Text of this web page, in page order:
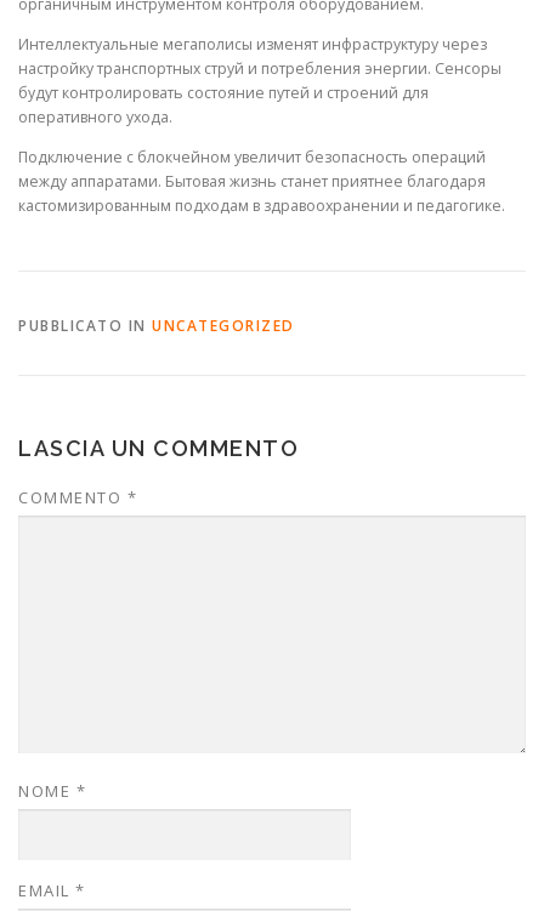
Интеллектуальные мегаполисы изменят инфраструктуру через
настройку транспортных струй и потребления энергии. Сенсоры
будут контролировать состояние путей и строений для
оперативного ухода.
Подключение с блокчейном увеличит безопасность операций
между аппаратами. Бытовая жизнь станет приятнее благодаря
кастомизированным подходам в здравоохранении и педагогике.
PUBBLICATO IN UNCATEGORIZED
LASCIA UN COMMENTO
COMMENTO *
NOME *
EMAIL *